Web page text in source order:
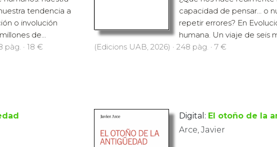
tendencia a
o involución
de...
pàg. · 18 €
capacidad de pensar… o
repetir errores? En
humana. Un viaje de seis
(Edicions UAB, 2026) · 248 pàg. · 7 €
Digital: El otoño de la
Arce, Javier